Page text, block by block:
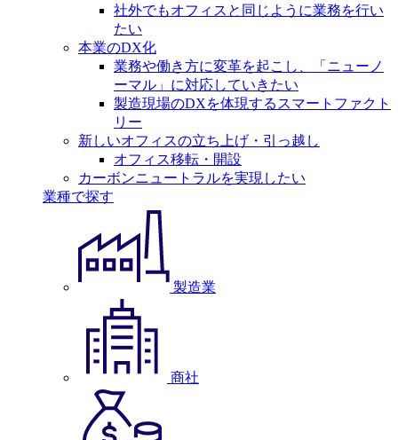
社外でもオフィスと同じように業務を行い
たい
本業のDX化
業務や働き方に変革を起こし、「ニューノ
ーマル」に対応していきたい
製造現場のDXを体現するスマートファクト
リー
新しいオフィスの立ち上げ・引っ越し
オフィス移転・開設
カーボンニュートラルを実現したい
業種で探す
製造業
商社